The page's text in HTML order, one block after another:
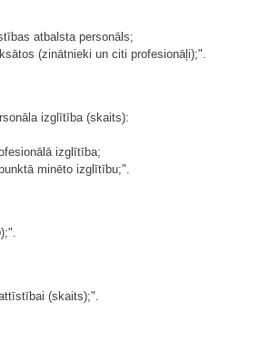
atbalsta personāls;
(zinātnieki un citi profesionāļi);".
izglītība (skaits):
izglītība;
minēto izglītību;".
);".
(skaits);".